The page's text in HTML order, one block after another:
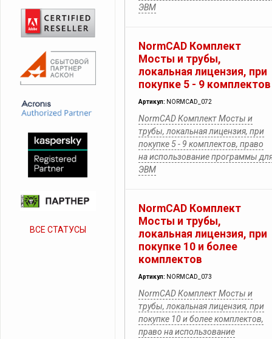
ЭВМ
NormCAD Комплект
Мосты и трубы,
локальная лицензия, при
покупке 5 - 9 комплектов
Артикул: NORMCAD_072
NormCAD Комплект Мосты и
трубы, локальная лицензия, при
покупке 5 - 9 комплектов, право
на использование программы
ЭВМ
NormCAD Комплект
Мосты и трубы,
локальная лицензия, при
покупке 10 и более
комплектов
Артикул: NORMCAD_073
NormCAD Комплект Мосты и
трубы, локальная лицензия, при
покупке 10 и более комплектов,
право на использование
ВСЕ СТАТУСЫ